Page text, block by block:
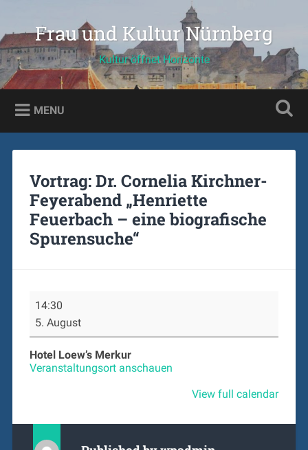
content
SearchFrau und Kultur Nürnberg
Kultur öffnet Horizonte
MENU
Vortrag: Dr. Cornelia Kirchner-
Feyerabend „Henriette
Feuerbach – eine biografische
Spurensuche“
Dr.
Cornelia
Kirchner-
Feyerabend
„Henriette
Feuerbach
Spurensuche“
14:30
5. August
Hotel Loew’s Merkur
Veranstaltungsort anschauen
View full calendar